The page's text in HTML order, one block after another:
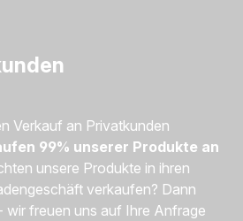
Verkauf an Privatkunden
99% unserer Produkte an
unsere Produkte in ihren
verkaufen? Dann
wir freuen uns auf Ihre Anfrage